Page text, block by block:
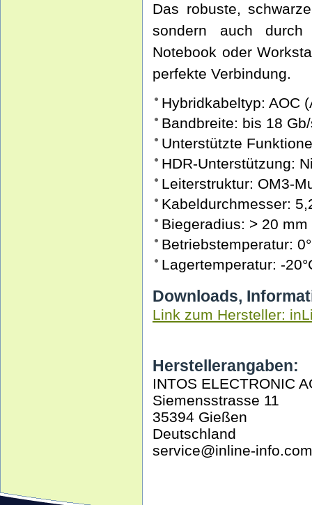
Das robuste,
sondern auch
Notebook oder
perfekte Verbindung.
Hybridkabeltyp: AOC
Bandbreite: bis 18
Unterstützte
HDR-Unterstützung:
Leiterstruktur: OM3-
Kabeldurchmesser:
Biegeradius: > 20 mm
Betriebstemperatur:
Lagertemperatur: -
Downloads,
Link zum Hersteller:
Herstellerangaben:
INTOS ELECTRONIC
Siemensstrasse 11
35394 Gießen
Deutschland
service@inline-info.com